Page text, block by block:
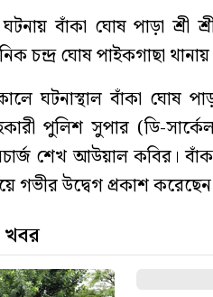
বাঁকা ঘোষ পাড়া শ্রী
চন্দ্র ঘোষ পাইকগাছা
ঘটনাস্থাল বাঁকা ঘোষ
পুলিশ সুপার (ডি-
শেখ আউয়াল কবির। বাঁকা
গভীর উদ্বেগ প্রকাশ